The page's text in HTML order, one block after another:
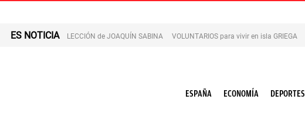
ES NOTICIA LECCIÓN de JOAQUÍN SABINA VOLUNTARIOS para vivir en isla GRIEGA
ESPAÑA ECONOMÍA DEPORTES